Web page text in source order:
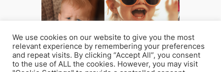
We use cookies on our website to give you the most
relevant experience by remembering your preferences
and repeat visits. By clicking “Accept All”, you consent
to the use of ALL the cookies. However, you may visit